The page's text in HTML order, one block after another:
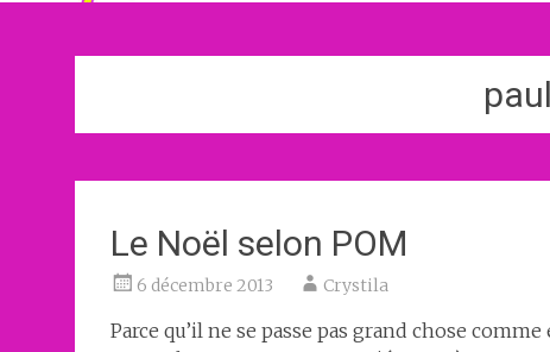
Le Noël selon POM
6 décembre 2013 Crystila
Parce qu’il ne se passe pas grand chose